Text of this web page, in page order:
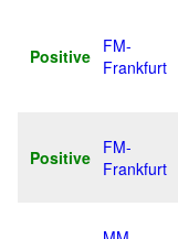
Positive
FM-
Frankfurt
Positive
FM-
Frankfurt